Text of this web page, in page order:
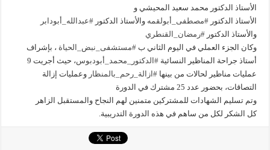
الأستاذ الدكتور محمد سعيد المحيشي و
الأستاذ الدكتور#مصطفى_أبولقمه والأستاذ الدكتور#عبدالله_أبودابر
والأستاذ الدكتور#رمضان_القنطري
وكان الجزء العملي في اليوم الثاني ب#مستشفى_نبض_الحياة ، بإشراف
أستاذ جراحة المناظير النسائية#الدكتور_محمد_أبودبوس
، حيث أجريت 9
عمليات مناظير لحالات من بينها#ازالة_رحم_بالمنظار وعمليات إزالة
التصاقات، بحضور عدد 25 مشترك في الدورة
وتم تسليم الشهادات للمشتركين متمنين لهم النجاح والمستقبل الزاهر
كل الشكر لكل من ساهم في هذه الدورة التدريبية.